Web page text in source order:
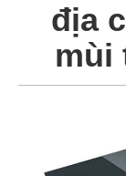
địa
mùi